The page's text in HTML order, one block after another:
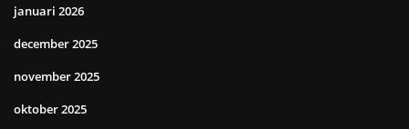
januari 2026
december 2025
november 2025
oktober 2025